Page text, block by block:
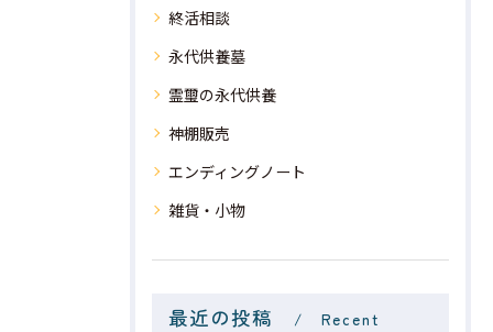
終活相談
永代供養墓
霊璽の永代供養
神棚販売
エンディングノート
雑貨・小物
最近の投稿
Recent